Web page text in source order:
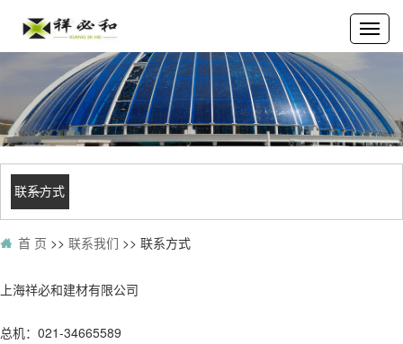
联系方式
首 页 >> 联系我们 >> 联系方式
上海祥必和建材有限公司
总机：021-34665589